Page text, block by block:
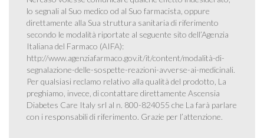
lo segnali al Suo medico od al Suo farmacista, oppure
direttamente alla Sua struttura sanitaria di riferimento
secondo le modalità riportate al seguente sito dell’Agenzia
Italiana del Farmaco (AIFA):
http://www.agenziafarmaco.gov.it/it/content/modalità-di-
segnalazione-delle-sospette-reazioni-avverse-ai-medicinali.
Per qualsiasi reclamo relativo alla qualità del prodotto, La
preghiamo, invece, di contattare direttamente Ascensia
Diabetes Care Italy srl al n. 800-824055 che La farà parlare
con i responsabili di riferimento. Grazie per l’attenzione.